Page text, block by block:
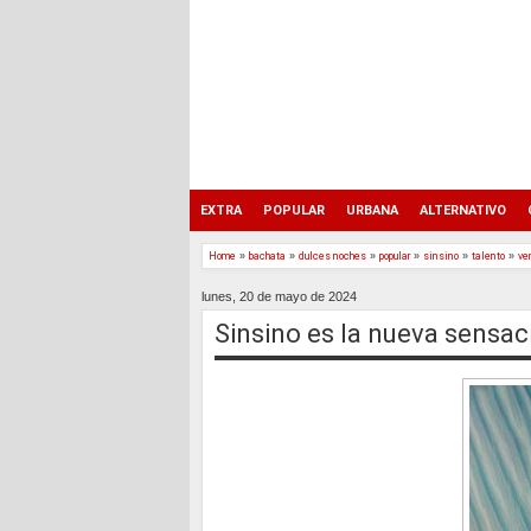
EXTRA POPULAR URBANA ALTERNATIVO
Home » bachata » dulces noches » popular» sinsino » talento »
lunes, 20 de mayo de 2024
Sinsino es la nueva